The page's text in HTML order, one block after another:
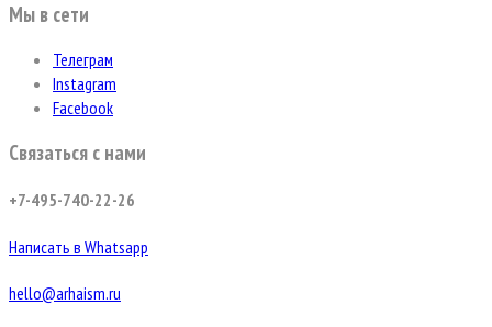
Мы в сети
Телеграм
Instagram
Facebook
Связаться с нами
+7-495-740-22-26
Написать в Whatsapp
hello@arhaism.ru